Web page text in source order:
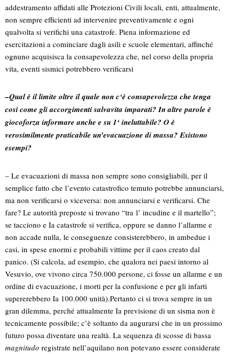
addestramento affidati alle Protezioni Civili locali, enti, attualmente,
non sempre efficienti ad intervenire preventivamente e ogni
qualvolta si verifichi una catastrofe. Piena informazione ed
esercitazioni a cominciare dagli asili e scuole elementari, affinché
ognuno acquisisca la consapevolezza che, nel corso della propria
vita, eventi sismici potrebbero verificarsi
–Qual è il limite oltre il quale non c‘è consapevolezza che tenga
così come gli accorgimenti salvavita imparati? In altre parole è
giocoforza informare anche e su 1‘ ineluttabile? O è
verosimilmente praticabile un’evacuazione di massa? Esistono
esempi?
– Le evacuazioni di massa non sempre sono consigliabili, per il
semplice fatto che l’evento catastrofico temuto potrebbe annunciarsi,
ma non verificarsi o viceversa: non annunciarsi e verificarsi. Che
fare? Le autorità preposte si trovano “tra l’ incudine e il martello”;
se tacciono e Ia catastrofe si verifica, oppure se danno l’allarme e
non accade nulla, le conseguenze consisterebbero, in ambedue i
casi, in spese enormi e probabili vittime per il caos creato dal
panico. (Si calcola, ad esempio, che qualora nei paesi intorno al
Vesuvio, ove vivono circa 750.000 persone, ci fosse un allarme e un
ordine di evacuazione, i morti per la confusione e per gli infarti
supererebbero Ia 100.000 unità).Pertanto ci si trova sempre in un
gran dilemma, perché attualmente Ia previsione di un sisma non è
tecnicamente possibile; c’è soltanto da augurarsi che in un prossimo
futuro possa diventare una realtà. La sequenza di scosse di bassa
magnitudo registrate nell’aquilano non potevano essere considerate